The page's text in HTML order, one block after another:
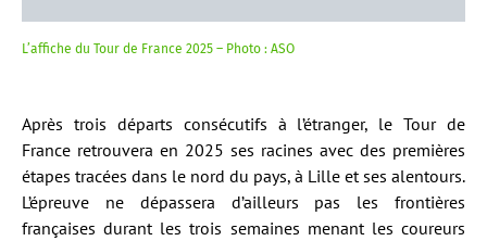
L’affiche du Tour de France 2025 – Photo : ASO
Après trois départs consécutifs à l’étranger, le Tour de
France retrouvera en 2025 ses racines avec des premières
étapes tracées dans le nord du pays, à Lille et ses alentours.
L’épreuve ne dépassera d’ailleurs pas les frontières
françaises durant les trois semaines menant les coureurs